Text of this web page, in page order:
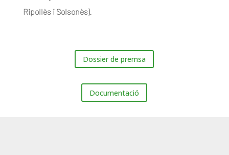
Ripollès i Solsonès).
Dossier de premsa
Documentació